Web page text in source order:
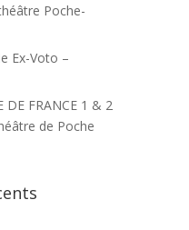
Poche-
Ex-Voto –
DE FRANCE 1 & 2
de Poche